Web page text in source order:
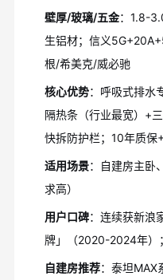
壁厚/玻璃/五金：1.8-
生铝材；信义
根/希美克/威必驰
核心优势：呼吸式排水
隔热条（行业最宽）+
快拆防护栏；10年质
适用场景：自建房主卧
求高）
用户口碑：连续获新浪
牌」（2020-2024年）
自建房推荐：泰坦MAX